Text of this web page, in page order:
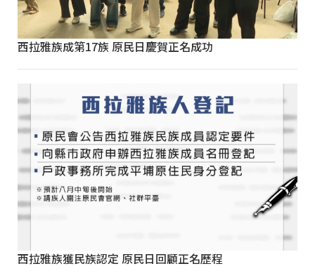
西拉雅族成第17族 原民日慶賀正名成功
西拉雅族獲民族認定 原民日回顧正名歷程